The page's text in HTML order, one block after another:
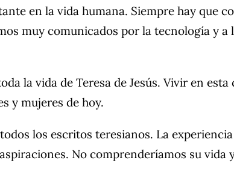
en la vida humana. Siempre hay que
muy comunicados por la tecnología y a
la vida de Teresa de Jesús. Vivir en
y mujeres de hoy.
los escritos teresianos. La
No comprenderíamos su